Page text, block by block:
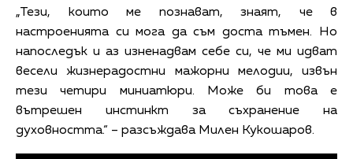
„Тези, които ме познават, знаят, че в
настроенията си мога да съм доста тъмен. Но
напоследък и аз изненадвам себе си, че ми идват
весели жизнерадостни мажорни мелодии, извън
тези четири миниатюри. Може би това е
вътрешен инстинкт за съхранение на
духовността.“ – разсъждава Милен Кукошаров.